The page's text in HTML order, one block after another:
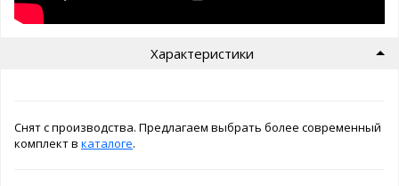
Характеристики
Снят с производства. Предлагаем выбрать более современный
комплект в каталоге.